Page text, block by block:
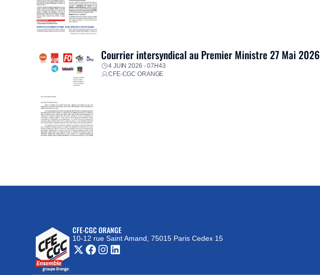
Courrier intersyndical au Premier Ministre 27 Mai 2026
4 JUIN 2026 - 07H43
CFE-CGC ORANGE
CFE-CGC ORANGE
10-12 rue Saint Amand, 75015 Paris Cedex 15
(nouvelle fenêtre)